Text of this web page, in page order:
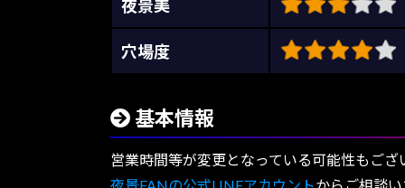
夜景美
穴場度
基本情報
営業時間等が変更となっている可能性もござ